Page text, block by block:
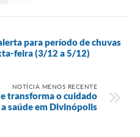
para período de chuvas
feira (3/12 a 5/12)
NOTÍCIA MENOS RECENTE
transforma o cuidado
saúde em Divinópolis